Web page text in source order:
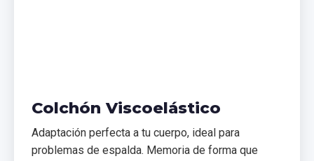
Colchón Viscoelástico
Adaptación perfecta a tu cuerpo, ideal para
problemas de espalda. Memoria de forma que